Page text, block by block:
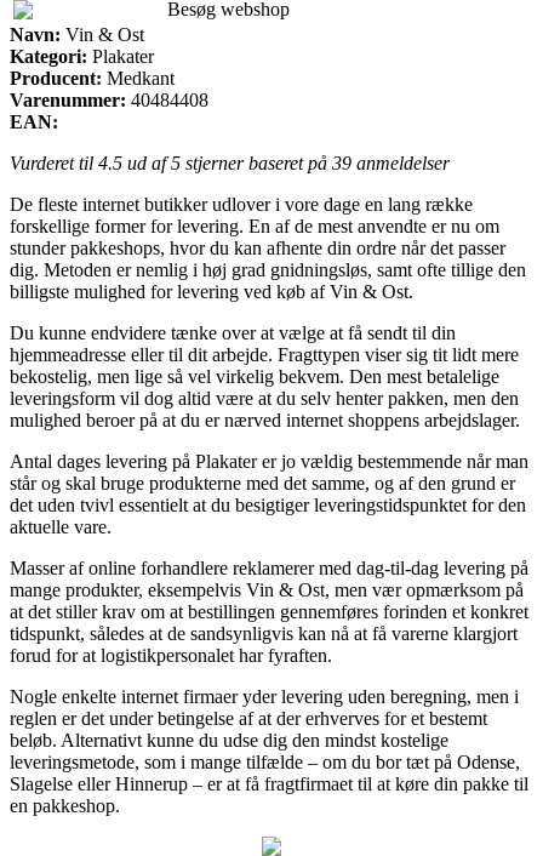
Besøg webshop
Navn: Vin & Ost
Kategori: Plakater
Producent: Medkant
Varenummer: 40484408
EAN:
Vurderet til 4.5 ud af 5 stjerner baseret på 39 anmeldelser
De fleste internet butikker udlover i vore dage en lang række
forskellige former for levering. En af de mest anvendte er nu om
stunder pakkeshops, hvor du kan afhente din ordre når det passer
dig. Metoden er nemlig i høj grad gnidningsløs, samt ofte tillige den
billigste mulighed for levering ved køb af Vin & Ost.
Du kunne endvidere tænke over at vælge at få sendt til din
hjemmeadresse eller til dit arbejde. Fragttypen viser sig tit lidt mere
bekostelig, men lige så vel virkelig bekvem. Den mest betalelige
leveringsform vil dog altid være at du selv henter pakken, men den
mulighed beroer på at du er nærved internet shoppens arbejdslager.
Antal dages levering på Plakater er jo vældig bestemmende når man
står og skal bruge produkterne med det samme, og af den grund er
det uden tvivl essentielt at du besigtiger leveringstidspunktet for den
aktuelle vare.
Masser af online forhandlere reklamerer med dag-til-dag levering på
mange produkter, eksempelvis Vin & Ost, men vær opmærksom på
at det stiller krav om at bestillingen gennemføres forinden et konkret
tidspunkt, således at de sandsynligvis kan nå at få varerne klargjort
forud for at logistikpersonalet har fyraften.
Nogle enkelte internet firmaer yder levering uden beregning, men i
reglen er det under betingelse af at der erhverves for et bestemt
beløb. Alternativt kunne du udse dig den mindst kostelige
leveringsmetode, som i mange tilfælde – om du bor tæt på Odense,
Slagelse eller Hinnerup – er at få fragtfirmaet til at køre din pakke til
en pakkeshop.